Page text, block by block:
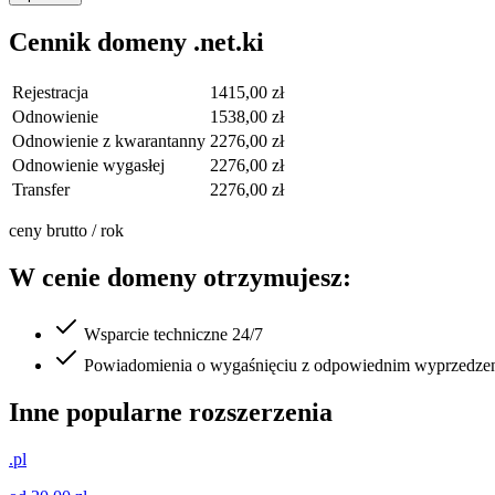
Cennik domeny .net.ki
Rejestracja
1415,00 zł
Odnowienie
1538,00 zł
Odnowienie z kwarantanny 2276,00 zł
Odnowienie wygasłej
2276,00 zł
Transfer
2276,00 zł
ceny brutto / rok
W cenie domeny otrzymujesz:
Wsparcie techniczne 24/7
Powiadomienia o wygaśnięciu z odpowiednim
Inne popularne rozszerzenia
.pl